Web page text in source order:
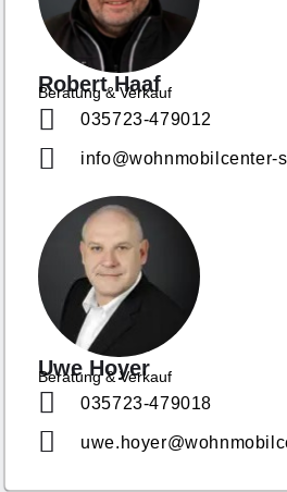
Robert Haaf
Beratung & Verkauf
035723-479012
info@wohnmobilcenter-
Uwe Hoyer
Beratung & Verkauf
035723-479018